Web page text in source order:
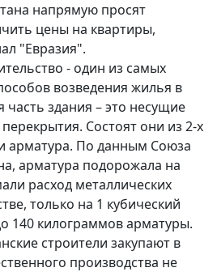
напрямую просят
цены на квартиры,
"Евразия".
- один из самых
возведения жилья в
часть здания – это несущие
Состоят они из 2-х
арматура. По данным Союза
арматура подорожала на
расход металлических
только на 1 кубический
140 килограммов арматуры.
строители закупают в
производства не